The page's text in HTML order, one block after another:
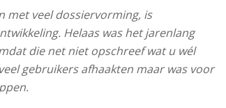
met veel dossiervorming, is
Helaas was het jarenlang
die net niet opschreef wat u wél
gebruikers afhaakten maar was voor